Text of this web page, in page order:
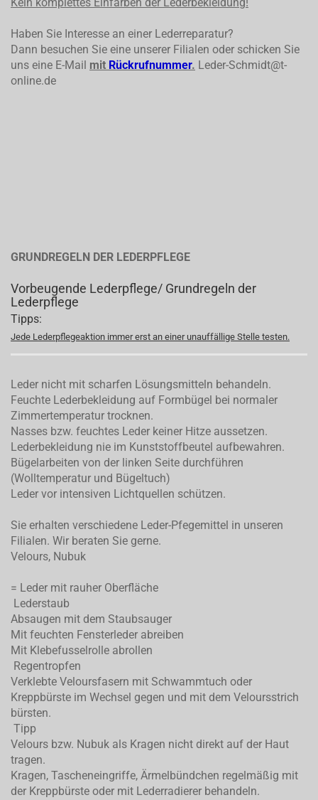
Haben Sie Interesse an einer Lederreparatur?
Dann besuchen Sie eine unserer Filialen oder schicken Sie
uns eine E-Mail mit Rückrufnummer. Leder-Schmidt@t-
online.de
GRUNDREGELN DER LEDERPFLEGE
Vorbeugende Lederpflege/ Grundregeln der
Lederpflege
Tipps:
Jede Lederpflegeaktion immer erst an einer unauffällige Stelle testen.
Leder nicht mit scharfen Lösungsmitteln behandeln.
Feuchte Lederbekleidung auf Formbügel bei normaler
Zimmertemperatur trocknen.
Nasses bzw. feuchtes Leder keiner Hitze aussetzen.
Lederbekleidung nie im Kunststoffbeutel aufbewahren.
Bügelarbeiten von der linken Seite durchführen
(Wolltemperatur und Bügeltuch)
Leder vor intensiven Lichtquellen schützen.
Sie erhalten verschiedene Leder-Pfegemittel in unseren
Filialen. Wir beraten Sie gerne.
Velours, Nubuk
= Leder mit rauher Oberfläche
Lederstaub
Absaugen mit dem Staubsauger
Mit feuchten Fensterleder abreiben
Mit Klebefusselrolle abrollen
Regentropfen
Verklebte Veloursfasern mit Schwammtuch oder
Kreppbürste im Wechsel gegen und mit dem Veloursstrich
bürsten.
Tipp
Velours bzw. Nubuk als Kragen nicht direkt auf der Haut
tragen.
Kragen, Tascheneingriffe, Ärmelbündchen regelmäßig mit
der Kreppbürste oder mit Lederradierer behandeln.